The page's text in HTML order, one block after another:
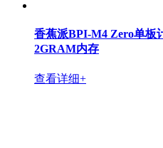
香蕉派BPI-M4 Zero单板
2GRAM内存
查看详细+